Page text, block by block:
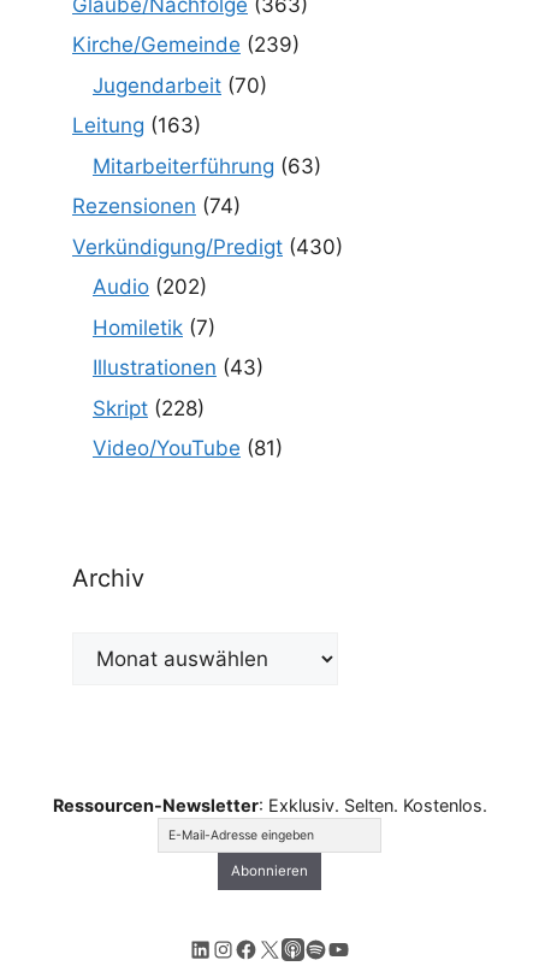
Kirche/Gemeinde (239)
Jugendarbeit (70)
Leitung (163)
Mitarbeiterführung (63)
Rezensionen (74)
Verkündigung/Predigt (430)
Audio (202)
Homiletik (7)
Illustrationen (43)
Skript (228)
Video/YouTube (81)
Archiv
Archiv
Ressourcen-Newsletter: Exklusiv. Selten. Kostenlos.
LinkedIn
Instagram
Facebook
X Apple Podcasts
Spotify
YouTube